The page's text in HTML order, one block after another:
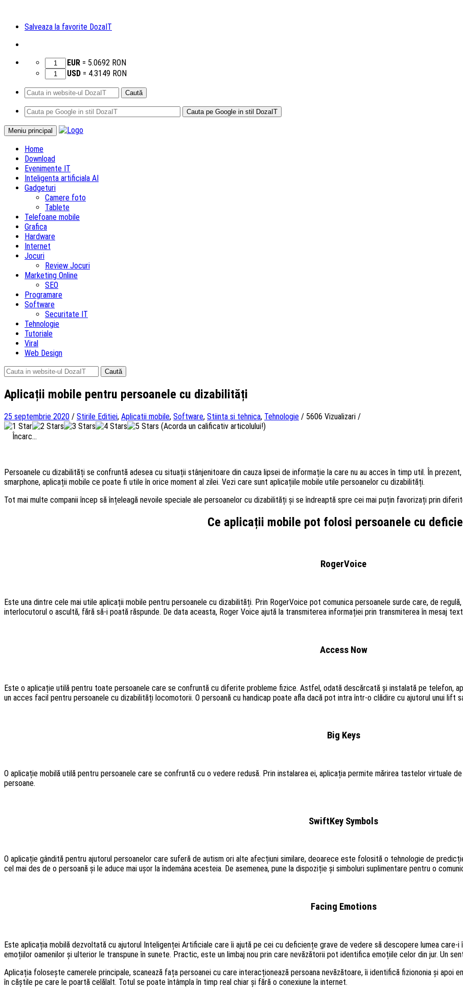
Salveaza la favorite DozaIT
EUR = 5.0692 RON
USD = 4.3149 RON
Caută
după:
Meniu principal
Sari
Home
Download
Evenimente IT
Inteligenta artificiala AI
Gadgeturi
Camere foto
Tablete
Telefoane mobile
Grafica
Hardware
Internet
Jocuri
Review Jocuri
Marketing Online
SEO
Programare
Software
Securitate IT
Tehnologie
Tutoriale
Viral
Web Design
Caută
după:
Aplicații mobile pentru persoanele cu dizabilități
25 septembrie 2020 / Stirile Editiei, Aplicatii mobile, Software, Stiinta si tehnica, Tehnologie / 5606 Vizualizari /
(Acorda un calificativ articolului!)
Încarc...
Persoanele cu dizabilități se confruntă adesea cu situații stânjenitoare din cauza lipsei de informație la care nu au acces în timp util. În
smarphone, aplicații mobile ce poate fi utile în orice moment al zilei. Vezi care sunt aplicațiile mobile utile persoanelor cu dizabilități.
Tot mai multe companii încep să înțeleagă nevoile speciale ale persoanelor cu dizabilități și se îndreaptă spre cei mai puțin favorizați prin
Ce aplicații mobile pot folosi persoanele cu
RogerVoice
Este una dintre cele mai utile aplicații mobile pentru persoanele cu dizabilități. Prin RogerVoice pot comunica persoanele surde care, de
interlocutorul o ascultă, fără să-i poată răspunde. De data aceasta, Roger Voice ajută la transmiterea informației prin transmiterea în mesaj
Access Now
Este o aplicație utilă pentru toate persoanele care se confruntă cu diferite probleme fizice. Astfel, odată descărcată și instalată pe telefon,
un acces facil pentru persoanele cu dizabilități locomotorii. O persoană cu handicap poate afla dacă pot intra într-o clădire cu ajutorul unui lift
Big Keys
O aplicație mobilă utilă pentru persoanele care se confruntă cu o vedere redusă. Prin instalarea ei, aplicația permite mărirea tastelor virtuale
persoane.
SwiftKey Symbols
O aplicație gândită pentru ajutorul persoanelor care suferă de autism ori alte afecțiuni similare, deoarece este folosită o tehnologie de
cel mai des de o persoană și le aduce mai ușor la îndemâna acesteia. De asemenea, pune la dispoziție și simboluri suplimentare pentru o
Facing Emotions
Este aplicația mobilă dezvoltată cu ajutorul Inteligenței Artificiale care îi ajută pe cei cu deficiențe grave de vedere să descopere lumea care-i
emoțiilor oamenilor și ulterior le transpune în sunete. Practic, este un limbaj nou prin care nevăzătorii pot identifica emoțiile celor din jur. Un
Aplicația folosește camerele principale, scanează fața persoanei cu care interacționează persoana nevăzătoare, îi identifică fiziononia și
în căștile pe care le poartă celălalt. Totul se poate întâmpla în timp real chiar și fără o conexiune la internet.